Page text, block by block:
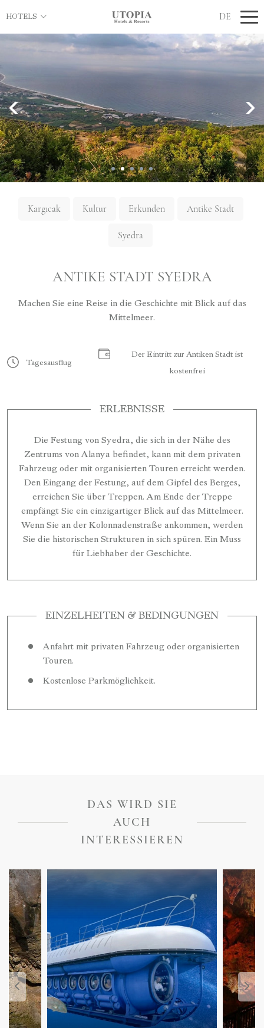
HOTELS DE
Kargıcak Kultur Erkunden Antike Stadt
Syedra
ANTIKE STADT SYEDRA
Machen Sie eine Reise in die Geschichte mit Blick auf das
Mittelmeer.
Tagesausflug
Der Eintritt zur Antiken Stadt ist
kostenfrei
ERLEBNISSE
Die Festung von Syedra, die sich in der Nähe des
Zentrums von Alanya befindet, kann mit dem privaten
Fahrzeug oder mit organisierten Touren erreicht werden.
Den Eingang der Festung, auf dem Gipfel des Berges,
erreichen Sie über Treppen. Am Ende der Treppe
empfängt Sie ein einzigartiger Blick auf das Mittelmeer.
Wenn Sie an der Kolonnadenstraße ankommen, werden
Sie die historischen Strukturen in sich spüren. Ein Muss
für Liebhaber der Geschichte.
EINZELHEITEN & BEDINGUNGEN
Anfahrt mit privaten Fahrzeug oder organisierten
Touren.
Kostenlose Parkmöglichkeit.
DAS WIRD SIE
AUCH
INTERESSIEREN